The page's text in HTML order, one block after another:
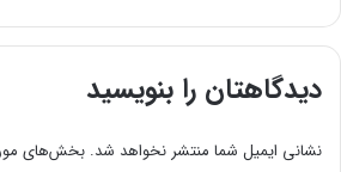
دیدگاهتان را بنویسید
نشانی ایمیل شما منتشر نخواهد شد. بخش‌های